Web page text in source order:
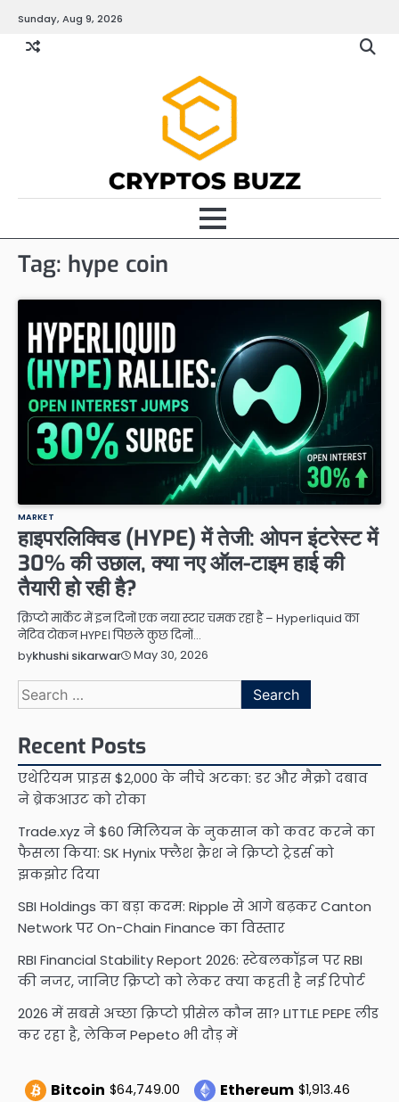
content
Sunday, Aug 9, 2026
Tag: hype coin
MARKET
हाइपरलिक्विड (HYPE) में तेजी: ओपन इंटरेस्ट में
30% की उछाल, क्या नए ऑल-टाइम हाई की
तैयारी हो रही है?
क्रिप्टो मार्केट में इन दिनों एक नया स्टार चमक रहा है – Hyperliquid का
नेटिव टोकन HYPE। पिछले कुछ दिनों…
bykhushi sikarwar May 30, 2026
Search
for:
Recent Posts
एथेरियम प्राइस $2,000 के नीचे अटका: डर और मैक्रो दबाव
ने ब्रेकआउट को रोका
Trade.xyz ने $60 मिलियन के नुकसान को कवर करने का
फैसला किया: SK Hynix फ्लैश क्रैश ने क्रिप्टो ट्रेडर्स को
झकझोर दिया
SBI Holdings का बड़ा कदम: Ripple से आगे बढ़कर Canton
Network पर On-Chain Finance का विस्तार
RBI Financial Stability Report 2026: स्टेबलकॉइन पर RBI
की नजर, जानिए क्रिप्टो को लेकर क्या कहती है नई रिपोर्ट
2026 में सबसे अच्छा क्रिप्टो प्रीसेल कौन सा? LITTLE PEPE लीड
कर रहा है, लेकिन Pepeto भी दौड़ में
Bitcoin $64,749.00 Ethereum $1,913.46